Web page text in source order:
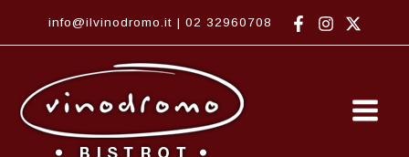
info@ilvinodromo.it | 02 32960708
Main